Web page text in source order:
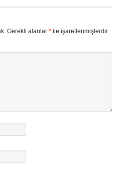
Gerekli alanlar *ile işaretlenmişlerdir